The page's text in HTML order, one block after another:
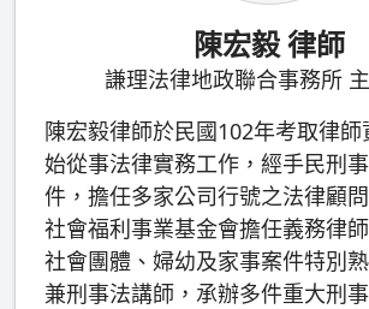
陳宏毅 律師
謙理法律地政聯合事務所
陳宏毅律師於民國102年考取律
始從事法律實務工作，經手民刑
件，擔任多家公司行號之法律顧
社會福利事業基金會擔任義務律
社會團體、婦幼及家事案件特別
兼刑事法講師，承辦多件重大刑